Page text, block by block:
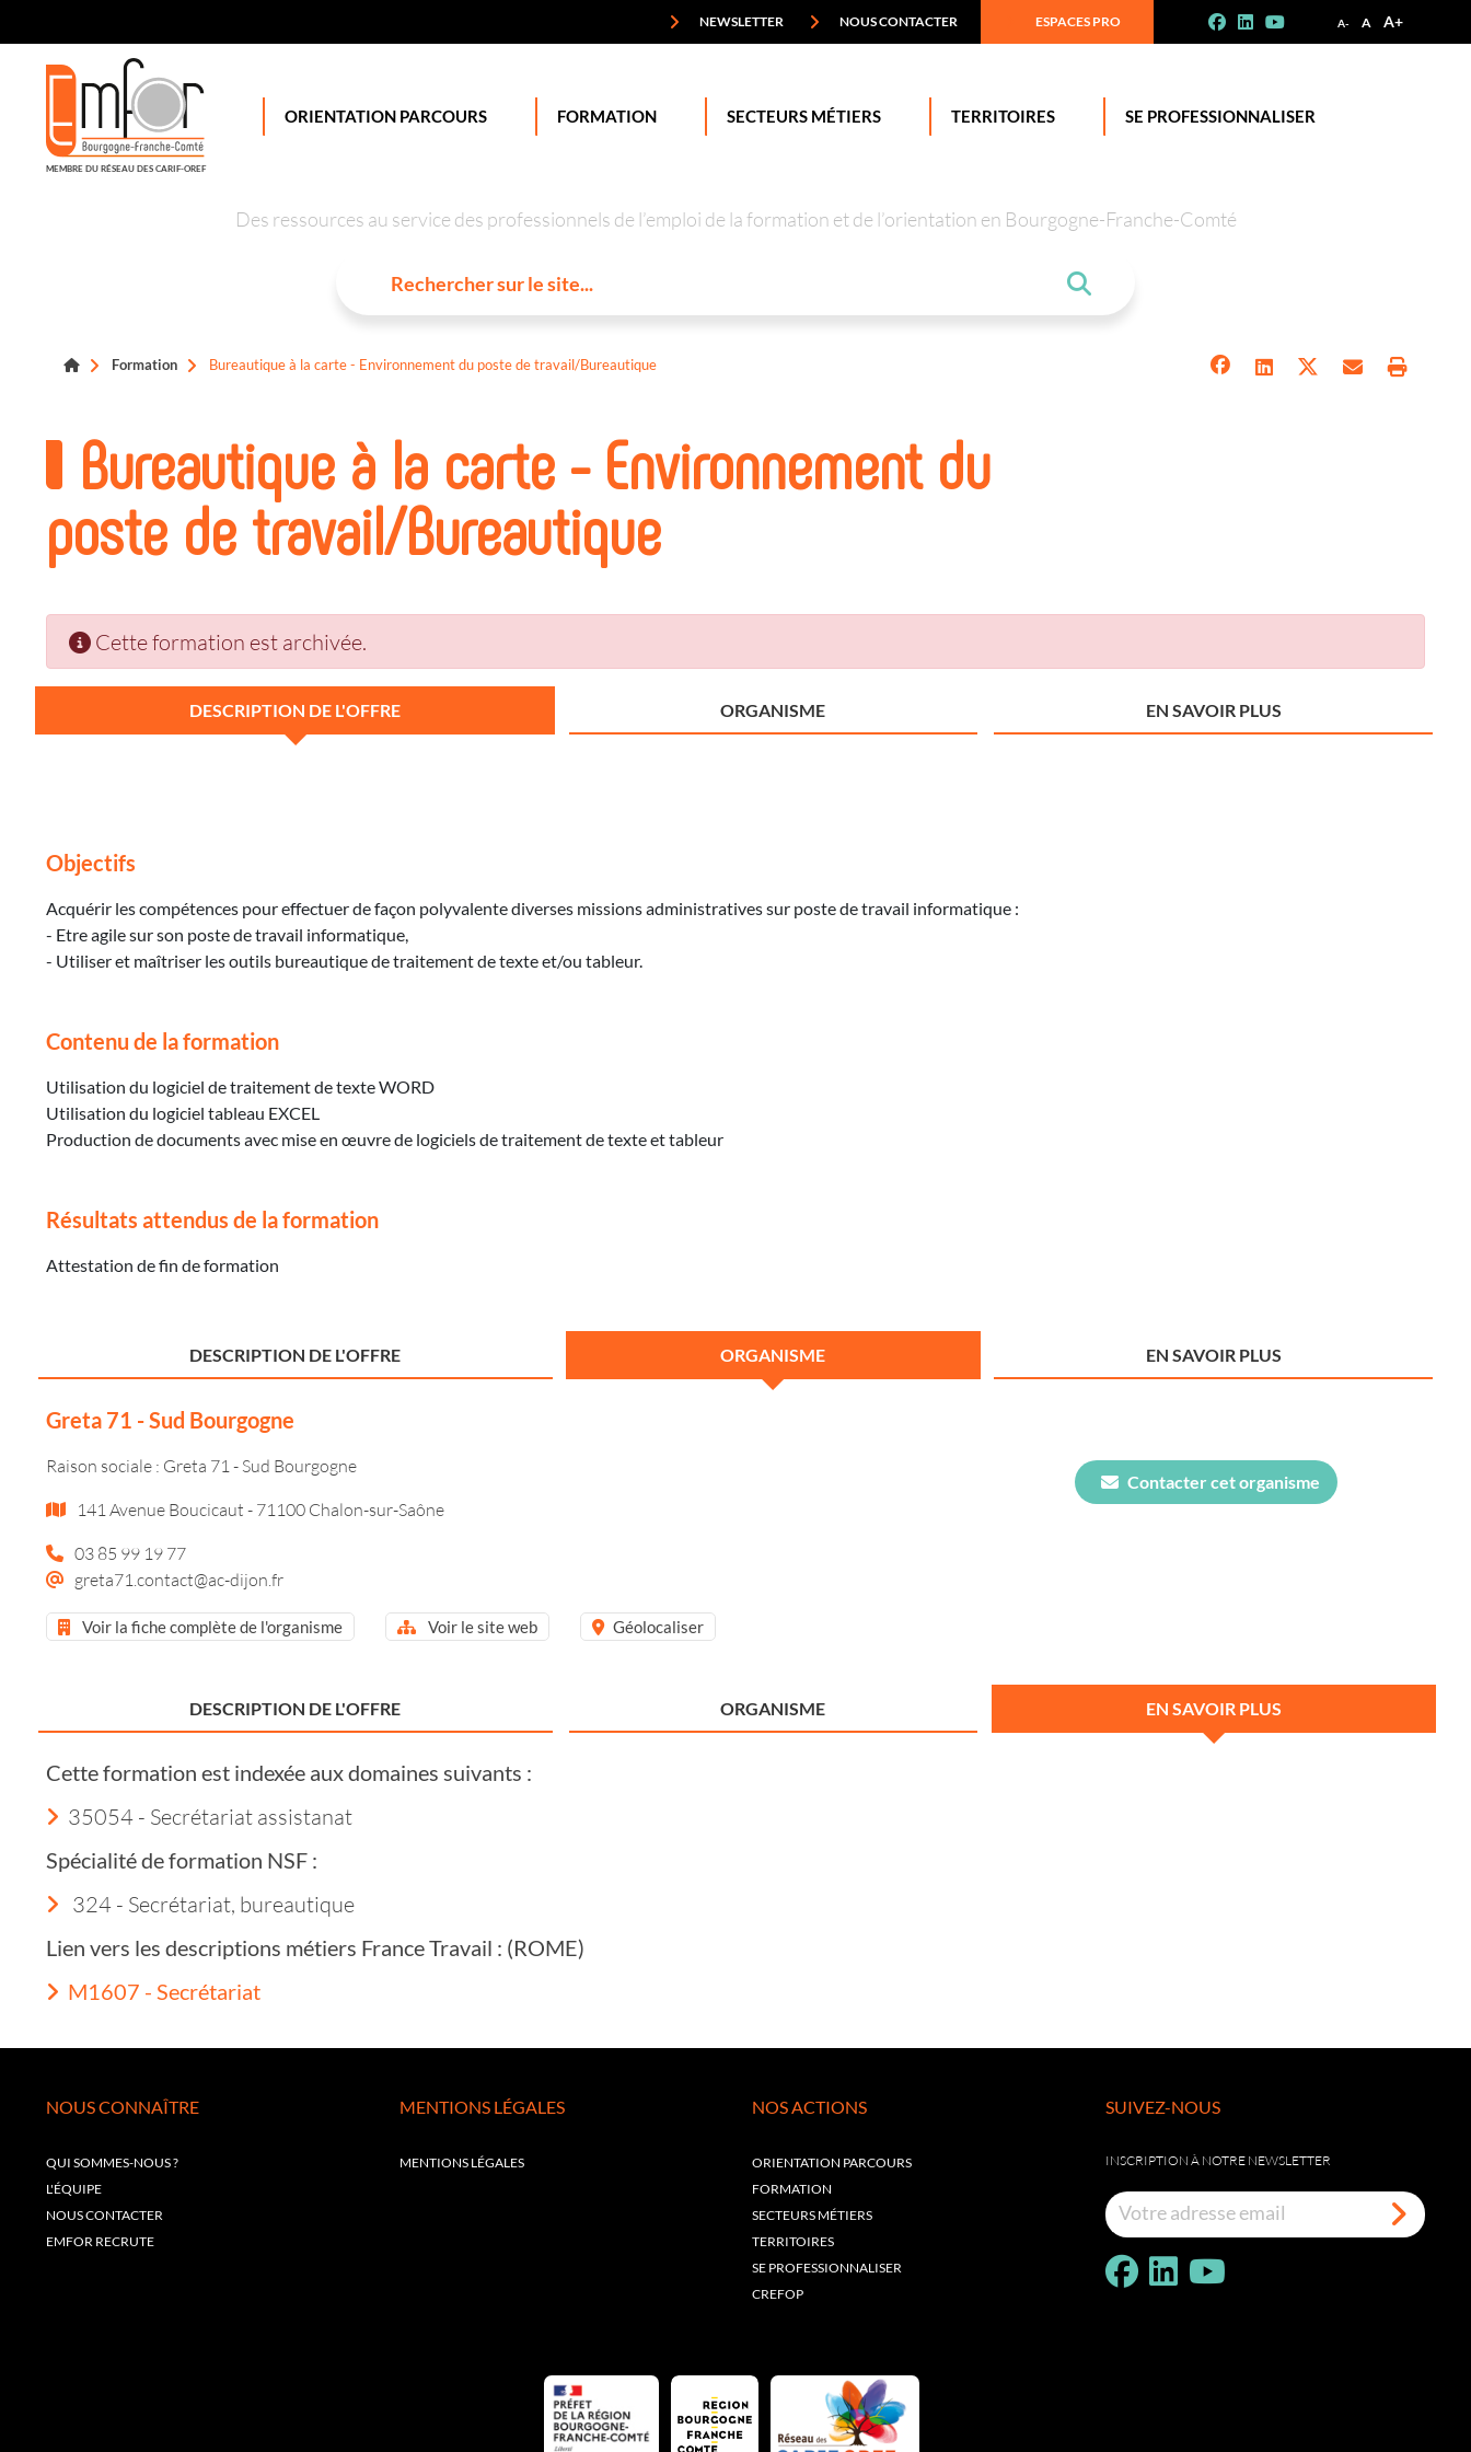
A- A A+
NEWSLETTER NOUS CONTACTER ESPACES PRO
MEMBRE DU RÉSEAU DES CARIF-OREF
ORIENTATION PARCOURS FORMATION SECTEURS MÉTIERS TERRITOIRES SE PROFESSIONNALISER
Des ressources au service des professionnels de l’emploi de la formation et de l’orientation en Bourgogne-Franche-Comté
Formation Bureautique à la carte - Environnement du poste de travail/Bureautique
Bureautique à la carte - Environnement du
poste de travail/Bureautique
Cette formation est archivée.
DESCRIPTION DE L'OFFRE ORGANISME EN SAVOIR PLUS
Objectifs
Acquérir les compétences pour effectuer de façon polyvalente diverses missions administratives sur poste de travail informatique :
- Etre agile sur son poste de travail informatique,
- Utiliser et maîtriser les outils bureautique de traitement de texte et/ou tableur.
Contenu de la formation
Utilisation du logiciel de traitement de texte WORD
Utilisation du logiciel tableau EXCEL
Production de documents avec mise en œuvre de logiciels de traitement de texte et tableur
Résultats attendus de la formation
Attestation de fin de formation
DESCRIPTION DE L'OFFRE ORGANISME EN SAVOIR PLUS
Greta 71 - Sud Bourgogne
Raison sociale : Greta 71 - Sud Bourgogne
141 Avenue Boucicaut - 71100 Chalon-sur-Saône
03 85 99 19 77
greta71.contact@ac-dijon.fr
Voir la fiche complète de l'organisme Voir le site web Géolocaliser
Contacter cet organisme
DESCRIPTION DE L'OFFRE ORGANISME EN SAVOIR PLUS
Cette formation est indexée aux domaines suivants :
35054 - Secrétariat assistanat
Spécialité de formation NSF :
324 - Secrétariat, bureautique
Lien vers les descriptions métiers France Travail : (ROME)
M1607 - Secrétariat
NOUS CONNAÎTRE
QUI SOMMES-NOUS ?
L'ÉQUIPE
NOUS CONTACTER
EMFOR RECRUTE
MENTIONS LÉGALES
MENTIONS LÉGALES
NOS ACTIONS
ORIENTATION PARCOURS
FORMATION
SECTEURS MÉTIERS
TERRITOIRES
SE PROFESSIONNALISER
CREFOP
SUIVEZ-NOUS
INSCRIPTION À NOTRE NEWSLETTER